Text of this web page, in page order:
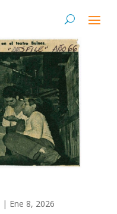
| Ene 8, 2026